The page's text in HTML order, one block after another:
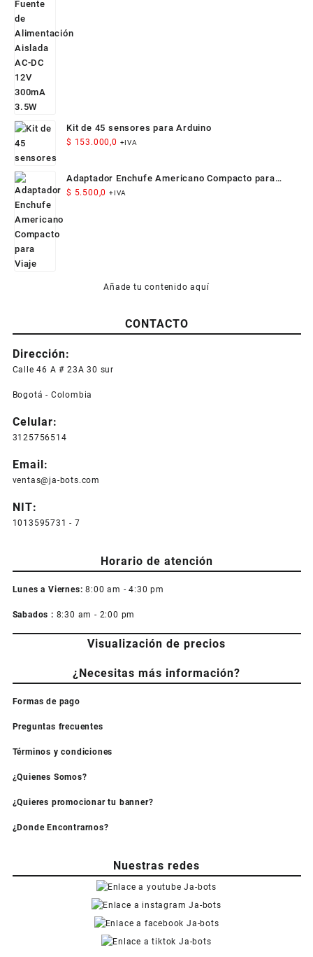
Kit de 45 sensores para Arduino
$ 153.000,0 +IVA
Adaptador Enchufe Americano Compacto para
Viaje
$ 5.500,0 +IVA
Añade tu contenido aquí
CONTACTO
Dirección:
Calle 46 A # 23A 30 sur
Bogotá - Colombia
Celular:
3125756514
Email:
ventas@ja-bots.com
NIT:
1013595731 - 7
Horario de atención
Lunes a Viernes: 8:00 am - 4:30 pm
Sabados : 8:30 am - 2:00 pm
Visualización de precios
¿Necesitas más información?
Formas de pago
Preguntas frecuentes
Términos y condiciones
¿Quienes Somos?
¿Quieres promocionar tu banner?
¿Donde Encontrarnos?
Nuestras redes